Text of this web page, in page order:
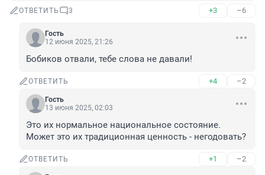
ОТВЕТИТЬ 3 +3 –6
Гость
12 июня 2025, 21:26
Бобиков отвали, тебе слова не давали!
ОТВЕТИТЬ +4 –2
Гость
13 июня 2025, 02:03
Это их нормальное национальное состояние.
Может это их традиционная ценность - негодовать?
ОТВЕТИТЬ +1 –2